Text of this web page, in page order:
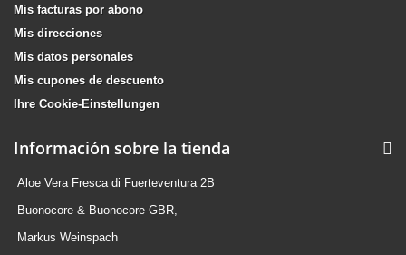
Mis facturas por abono
Mis direcciones
Mis datos personales
Mis cupones de descuento
Ihre Cookie-Einstellungen
Información sobre la tienda
Aloe Vera Fresca di Fuerteventura 2B
Buonocore & Buonocore GBR,
Markus Weinspach